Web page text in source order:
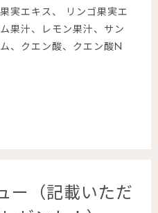
実エキス、 リンゴ果実エ
果汁、レモン果汁、サン
、クエン酸、クエン酸N
ー（記載いただ